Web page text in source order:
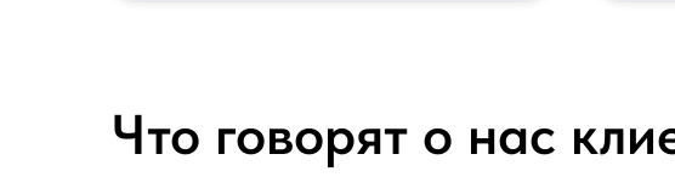
Что говорят о нас